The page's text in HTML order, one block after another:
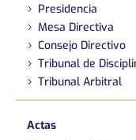
Presidencia
Mesa Directiva
Consejo Directivo
Tribunal de
Tribunal Arbitral
Actas